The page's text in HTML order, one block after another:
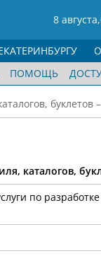
8 августа,
ПОМОЩЬ
буклетов
каталогов,
по